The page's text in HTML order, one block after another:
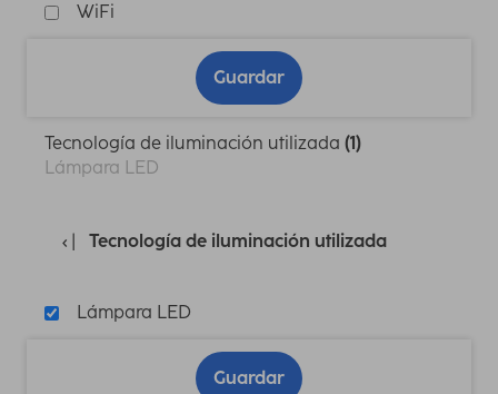
WiFi
Guardar
Tecnología de iluminación utilizada (1)
Lámpara LED
Tecnología de iluminación utilizada
Lámpara LED
Guardar